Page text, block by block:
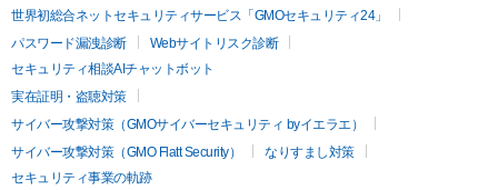
世界初総合ネットセキュリティサービス「GMOセキュリティ24」
パスワード漏洩診断
Webサイトリスク診断
セキュリティ相談AIチャットボット
実在証明・盗聴対策
サイバー攻撃対策（GMOサイバーセキュリティ byイエラエ）
サイバー攻撃対策（GMO Flatt Security）
なりすまし対策
セキュリティ事業の軌跡